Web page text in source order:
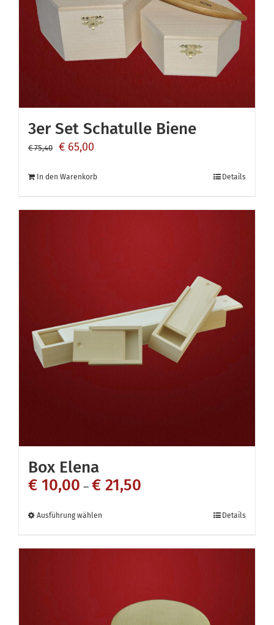
3er Set Schatulle Biene
€75,40
Ursprünglicher
€ 65,00
In den Warenkorb Details
Box Elena
€ 10,00 – € 21,50
Ausführung wählen
auf.
Details